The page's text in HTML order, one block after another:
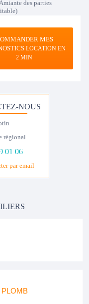
des parties
MES
LOCATION EN
2 MIN
NOUS
régional
01 06
par email